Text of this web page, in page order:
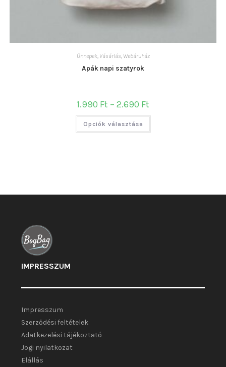
Ünnepek, Vásárlás, Webáruház
Apák napi szatyrok
1.990 Ft – 2.690 Ft
-
Opciók választása
Ennek
terméknek
ki
IMPRESSZUM
Impresszum
Szerződési feltételek
Adatkezelési tájékoztató
Jogi nyilatkozat
Elállás